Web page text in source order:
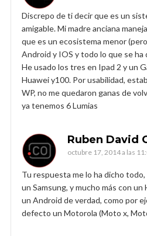
Discrepo de ti decir que es un
amigable. Mi madre anciana
que es un ecosistema menor
Android y IOS y todo lo que se ha
He usado los tres en Ipad 2 y un
Huawei y100. Por usabilidad,
WP, no me quedaron ganas de
ya tenemos 6 Lumias
Ruben David
octubre 17, 2014 a las
Tu respuesta me lo ha dicho
un Samsung, y mucho más con
un Android de verdad, como por
defecto un Motorola (Moto x,